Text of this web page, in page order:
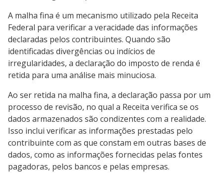
A malha fina é um mecanismo utilizado pela Receita
Federal para verificar a veracidade das informações
declaradas pelos contribuintes. Quando são
identificadas divergências ou indícios de
irregularidades, a declaração do imposto de renda é
retida para uma análise mais minuciosa.
Ao ser retida na malha fina, a declaração passa por um
processo de revisão, no qual a Receita verifica se os
dados armazenados são condizentes com a realidade.
Isso inclui verificar as informações prestadas pelo
contribuinte com as que constam em outras bases de
dados, como as informações fornecidas pelas fontes
pagadoras, pelos bancos e pelas empresas.